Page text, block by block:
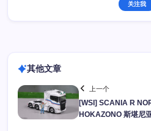
关注我
其他文章
上一个
[WSI] SCANIA R
HOKAZONO 斯堪尼